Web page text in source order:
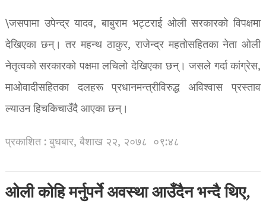
\जसपामा उपेन्द्र यादव, बाबुराम भट्टराई ओली सरकारको विपक्षमा
देखिएका छन्। तर महन्थ ठाकुर, राजेन्द्र महतोसहितका नेता ओली
नेतृत्वको सरकारको पक्षमा लचिलो देखिएका छन्। जसले गर्दा कांग्रेस,
माओवादीसहितका दलहरू प्रधानमन्त्रीविरुद्ध अविश्वास प्रस्ताव
ल्याउन हिचकिचाउँदै आएका छन्।
प्रकाशित : बुधबार, बैशाख २२, २०७८ ०९:४८
ओली कोहि मर्नुपर्ने अवस्था आउँदैन भन्दै थिए,